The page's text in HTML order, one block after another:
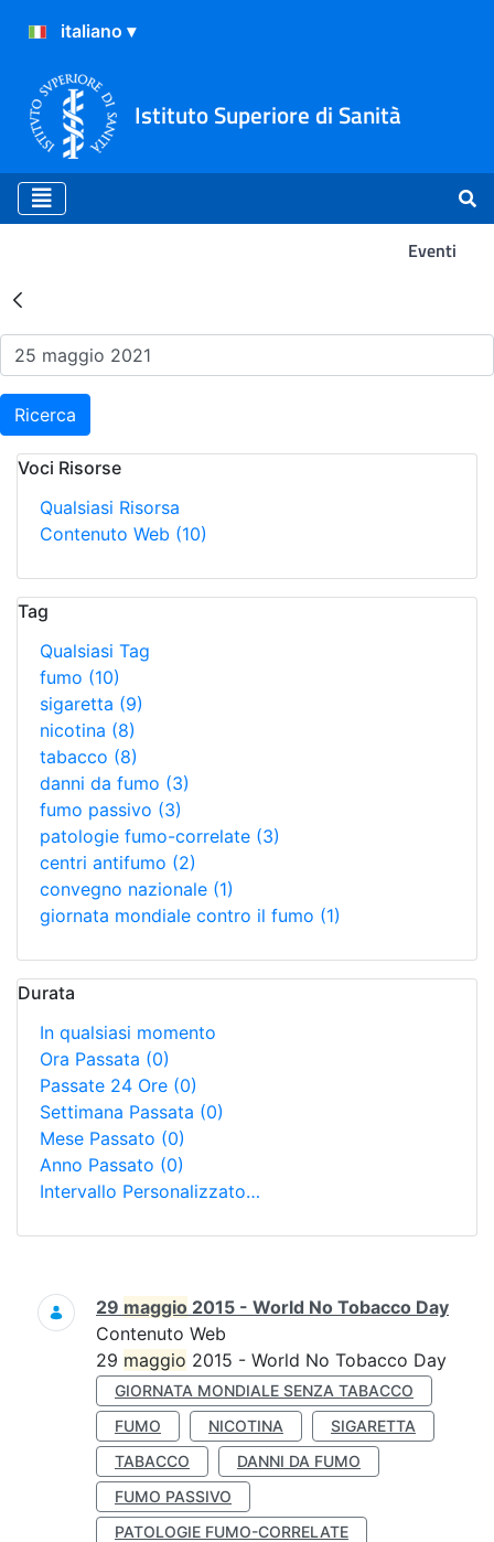
Istituto Superiore di Sanità
Eventi
Risultati della Ricerca -
Ricerca
Voci Risorse
Qualsiasi Risorsa
Contenuto Web (10)
Tag
Qualsiasi Tag
fumo (10)
sigaretta (9)
nicotina (8)
tabacco (8)
danni da fumo (3)
fumo passivo (3)
patologie fumo-correlate (3)
centri antifumo (2)
convegno nazionale (1)
giornata mondiale contro il fumo (1)
Durata
In qualsiasi momento
Ora Passata (0)
Passate 24 Ore (0)
Settimana Passata (0)
Mese Passato (0)
Anno Passato (0)
Intervallo Personalizzato…
Ricerca
29 maggio 2015 - World No Tobacco Day
Contenuto Web
29 maggio 2015 - World No Tobacco Day
GIORNATA MONDIALE SENZA TABACCO
FUMO
NICOTINA
SIGARETTA
TABACCO
DANNI DA FUMO
FUMO PASSIVO
PATOLOGIE FUMO-CORRELATE